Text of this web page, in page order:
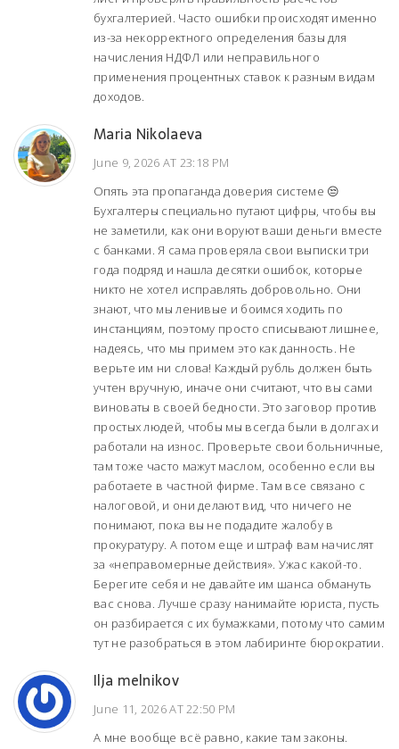
бухгалтерией. Часто ошибки происходят именно
из-за некорректного определения базы для
начисления НДФЛ или неправильного
применения процентных ставок к разным видам
доходов.
Maria Nikolaeva
June 9, 2026 AT 23:18 PM
Опять эта пропаганда доверия системе 😒
Бухгалтеры специально путают цифры, чтобы вы
не заметили, как они воруют ваши деньги вместе
с банками. Я сама проверяла свои выписки три
года подряд и нашла десятки ошибок, которые
никто не хотел исправлять добровольно. Они
знают, что мы ленивые и боимся ходить по
инстанциям, поэтому просто списывают лишнее,
надеясь, что мы примем это как данность. Не
верьте им ни слова! Каждый рубль должен быть
учтен вручную, иначе они считают, что вы сами
виноваты в своей бедности. Это заговор против
простых людей, чтобы мы всегда были в долгах и
работали на износ. Проверьте свои больничные,
там тоже часто мажут маслом, особенно если вы
работаете в частной фирме. Там все связано с
налоговой, и они делают вид, что ничего не
понимают, пока вы не подадите жалобу в
прокуратуру. А потом еще и штраф вам начислят
за «неправомерные действия». Ужас какой-то.
Берегите себя и не давайте им шанса обмануть
вас снова. Лучше сразу нанимайте юриста, пусть
он разбирается с их бумажками, потому что самим
тут не разобраться в этом лабиринте бюрократии.
Ilja melnikov
June 11, 2026 AT 22:50 PM
А мне вообще всё равно, какие там законы.